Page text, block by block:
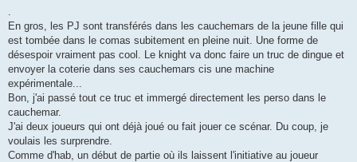
En gros, les PJ sont transférés dans les cauchemars de la jeune fille qui
est tombée dans le comas subitement en pleine nuit. Une forme de
désespoir vraiment pas cool. Le knight va donc faire un truc de dingue et
envoyer la coterie dans ses cauchemars cis une machine
expérimentale...
Bon, j'ai passé tout ce truc et immergé directement les perso dans le
cauchemar.
J'ai deux joueurs qui ont déjà joué ou fait jouer ce scénar. Du coup, je
voulais les surprendre.
Comme d'hab, un début de partie où ils laissent l'initiative au joueur